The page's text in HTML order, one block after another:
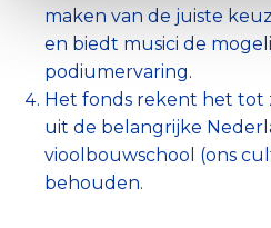
maken van de juiste
en biedt musici de
podiumervaring.
Het fonds rekent het tot
uit de belangrijke
vioolbouwschool (ons
behouden.